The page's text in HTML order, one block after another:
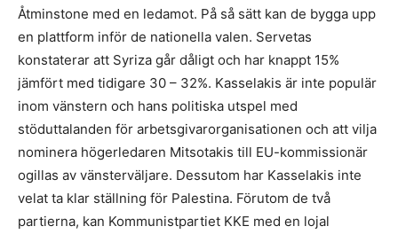
Åtminstone med en ledamot. På så sätt kan de bygga upp
en plattform inför de nationella valen. Servetas
konstaterar att Syriza går dåligt och har knappt 15%
jämfört med tidigare 30 – 32%. Kasselakis är inte populär
inom vänstern och hans politiska utspel med
stöduttalanden för arbetsgivarorganisationen och att vilja
nominera högerledaren Mitsotakis till EU-kommissionär
ogillas av vänsterväljare. Dessutom har Kasselakis inte
velat ta klar ställning för Palestina. Förutom de två
partierna, kan Kommunistpartiet KKE med en lojal